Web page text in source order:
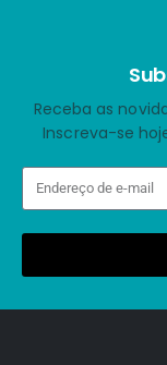
Receba as
Inscreva-se